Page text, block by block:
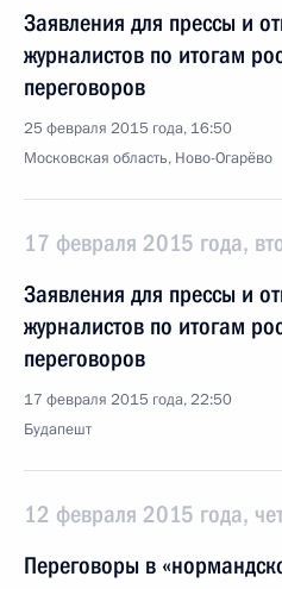
Заявления для прессы и
журналистов по итогам
переговоров
25 февраля 2015 года, 16:50
Московская область, Ново-Огарёво
17 февраля 2015 года,
Заявления для прессы и
журналистов по итогам
переговоров
17 февраля 2015 года, 22:50
Будапешт
12 февраля 2015 года,
Переговоры в